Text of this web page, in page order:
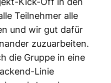
Teilnehmer alle
und wir gut dafür
zuzuarbeiten.
die Gruppe in eine
Linie